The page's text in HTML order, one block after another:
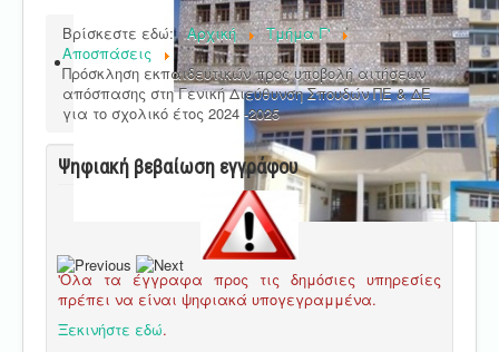
Βρίσκεστε εδώ: Αρχική
Τμήμα Γ'
Αποσπάσεις
Πρόσκληση εκπαιδευτικών προς υποβολή αιτήσεων
απόσπασης στη Γενική Διεύθυνση Σπουδών ΠΕ & ΔΕ
για το σχολικό έτος 2024 -2025
Ψηφιακή βεβαίωση εγγράφου
'Ολα τα έγγραφα προς τις δημόσιες υπηρεσίες
πρέπει να είναι ψηφιακά υπογεγραμμένα.
Ξεκινήστε εδώ.